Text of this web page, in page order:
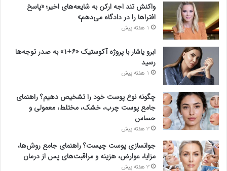
واکنش تند اجه ارکن به شایعه‌های اخیر؛ «پاسخ
افتراها را در دادگاه می‌دهم»
1 هفته پیش
ابرو یاشار با پروژه آکوستیک «۶+۱» به صدر توجه‌ها
رسید
1 هفته پیش
چگونه نوع پوست خود را تشخیص دهیم؟ راهنمای
جامع پوست چرب، خشک، مختلط، معمولی و
حساس
3 هفته پیش
جوانسازی پوست چیست؟ راهنمای جامع روش‌ها،
مزایا، عوارض، هزینه و مراقبت‌های پس از درمان
3 هفته پیش